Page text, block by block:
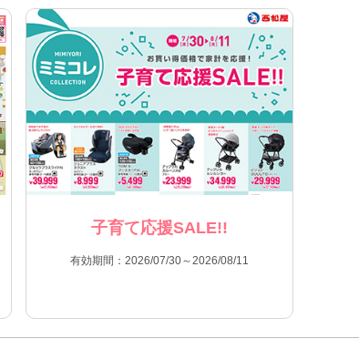
子育て応援SALE!!
有効期間：2026/07/30～2026/08/11